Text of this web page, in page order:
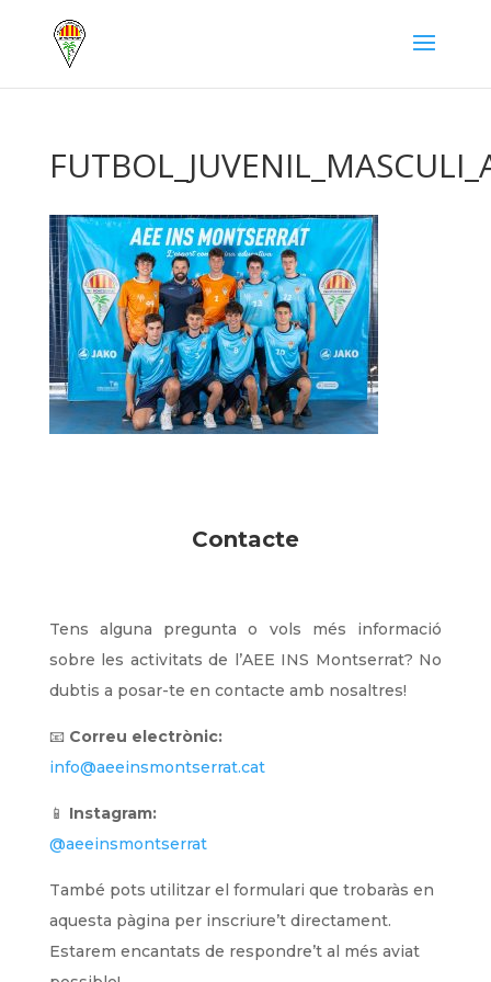
Contacte
Tens alguna pregunta o vols més informació
sobre les activitats de l’AEE INS Montserrat? No
dubtis a posar-te en contacte amb nosaltres!
📧 Correu electrònic:
info@aeeinsmontserrat.cat
📱 Instagram:
@aeeinsmontserrat
També pots utilitzar el formulari que trobaràs en
aquesta pàgina per inscriure’t directament.
Estarem encantats de respondre’t al més aviat